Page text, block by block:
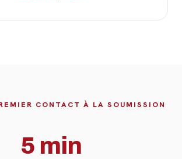
CONTACT À LA SOUMISSION
5 min